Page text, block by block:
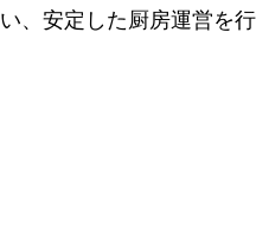
い、安定した厨房運営を行